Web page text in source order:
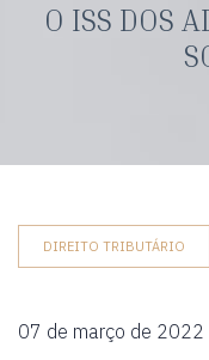
O ISS DOS
DIREITO TRIBUTÁRIO
07 de março de 2022